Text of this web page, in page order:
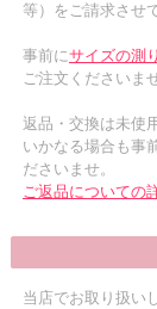
等）をご請求させ
事前にサイズの測
ご注文くださいませ
返品・交換は未使
いかなる場合も事
ださいませ。
ご返品についての
当店でお取り扱い